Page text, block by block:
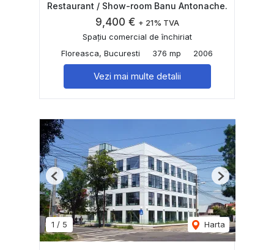
Restaurant / Show-room Banu Antonache.
9,400 € + 21% TVA
Spațiu comercial de închiriat
Floreasca, Bucuresti
376 mp 2006
Vezi mai multe detalii
1 / 5 Harta
Previous Next